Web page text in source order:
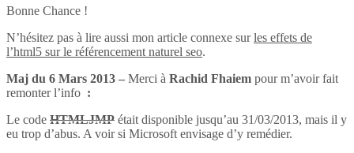
Bonne Chance !
N’hésitez pas à lire aussi mon article connexe surles effets de
l’html5 sur le référencement naturel seo.
Maj du 6 Mars 2013 – Merci à Rachid Fhaiem pour m’avoir fait
remonter l’info :
Le code HTMLJMP était disponible jusqu’au 31/03/2013, mais il y
eu trop d’abus. A voir si Microsoft envisage d’y remédier.